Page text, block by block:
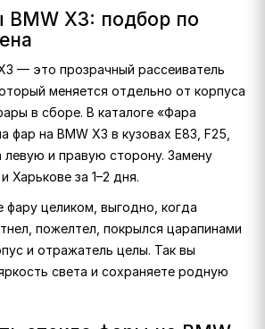
X3: подбор по
— это прозрачный рассеиватель
меняется отдельно от корпуса
в сборе. В каталоге «Фара
фар на BMW X3 в кузовах E83, F25,
левую и правую сторону. Замену
Харькове за 1–2 дня.
фару целиком, выгодно, когда
пожелтел, покрылся царапинами
и отражатель целы. Так вы
света и сохраняете родную